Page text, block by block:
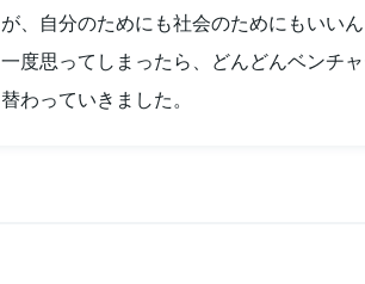
が、自分のためにも社会のためにもいい
一度思ってしまったら、どんどんベンチ
替わっていきました。